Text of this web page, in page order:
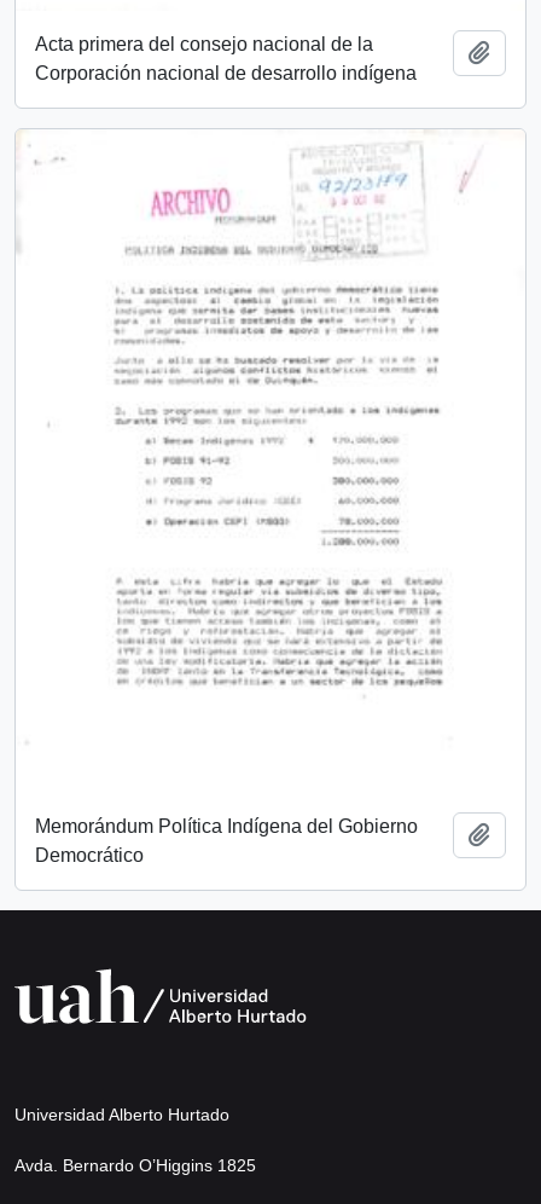
Acta primera del consejo nacional de la
Corporación nacional de desarrollo indígena
Memorándum Política Indígena del Gobierno
Democrático
Universidad Alberto Hurtado
Avda. Bernardo O’Higgins 1825